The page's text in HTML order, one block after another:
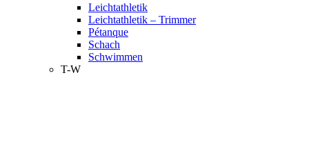
Leichtathletik
Leichtathletik – Trimmer
Pétanque
Schach
Schwimmen
T-W